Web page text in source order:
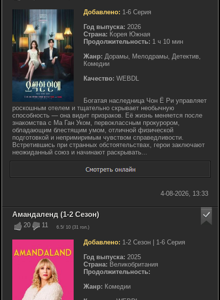
Добавлено: 1-6 Серия
Год выпуска: 2026
Страна: Корея Южная
Продолжительность: 1 ч 10 мин
Жанр: Дорамы, Мелодрамы, Детектив,
Комедии
Качество: WEBDL
Богатая наследница Чон Ё Ри управляет
роскошным отелем и тщательно скрывает необычную
способность — она видит призраков. Её жизнь меняется после
знакомства с Ма Ган Уком, первоклассным прокурором,
обладающим блестящим умом, отличной физической
подготовкой и непримиримым чувством справедливости.
Встретившись при странных обстоятельствах, герои заключают
неожиданный союз и начинают раскрывать...
4-08-2026, 13:33
20 11 6.5/ 10 (31 гол.)
Амандаленд (1-2 Сезон)
Добавлено: 1-2 Сезон | 1-6 Серия
Год выпуска: 2025
Страна: Великобритания
Продолжительность:
Жанр: Комедии